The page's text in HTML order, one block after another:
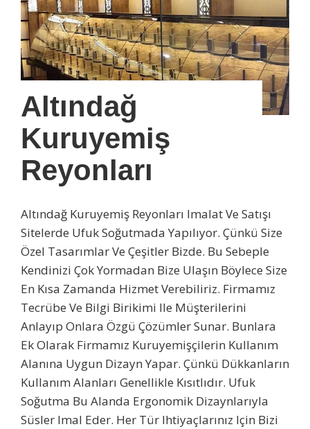
Altındağ
Kuruyemiş
Reyonları
Altındağ Kuruyemiş Reyonları Imalat Ve Satışı
Sitelerde Ufuk Soğutmada Yapılıyor. Çünkü Size
Özel Tasarımlar Ve Çeşitler Bizde. Bu Sebeple
Kendinizi Çok Yormadan Bize Ulaşın Böylece Size
En Kısa Zamanda Hizmet Verebiliriz. Firmamız
Tecrübe Ve Bilgi Birikimi Ile Müşterilerini
Anlayıp Onlara Özgü Çözümler Sunar. Bunlara
Ek Olarak Firmamız Kuruyemişçilerin Kullanım
Alanına Uygun Dizayn Yapar. Çünkü Dükkanların
Kullanım Alanları Genellikle Kısıtlıdır. Ufuk
Soğutma Bu Alanda Ergonomik Dizaynlarıyla
Süsler Imal Eder. Her Tür Ihtiyaçlarınız Için Bizi